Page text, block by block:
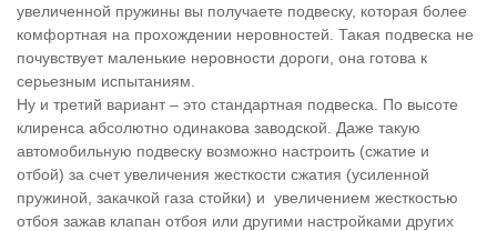
увеличенной пружины вы получаете подвеску, которая более
комфортная на прохождении неровностей. Такая подвеска не
почувствует маленькие неровности дороги, она готова к
серьезным испытаниям.
Ну и третий вариант – это стандартная подвеска. По высоте
клиренса абсолютно одинакова заводской. Даже такую
автомобильную подвеску возможно настроить (сжатие и
отбой) за счет увеличения жесткости сжатия (усиленной
пружиной, закачкой газа стойки) и увеличением жесткостью
отбоя зажав клапан отбоя или другими настройками других